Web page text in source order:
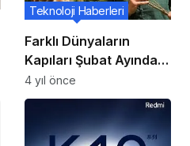
Farklı Dünyaların
Kapıları Şubat Ayında
CBeebies ile Çocuklar
için Aralanıyor
Teknoloji Haberleri
4 yıl önce